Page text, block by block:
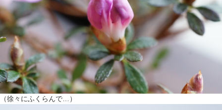
（徐々にふくらんで…）